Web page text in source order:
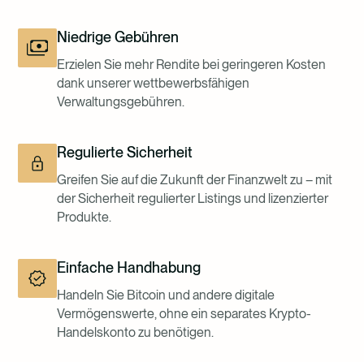
Niedrige Gebühren
Erzielen Sie mehr Rendite bei geringeren Kosten
dank unserer wettbewerbsfähigen
Verwaltungsgebühren.
Regulierte Sicherheit
Greifen Sie auf die Zukunft der Finanzwelt zu – mit
der Sicherheit regulierter Listings und lizenzierter
Produkte.
Einfache Handhabung
Handeln Sie Bitcoin und andere digitale
Vermögenswerte, ohne ein separates Krypto-
Handelskonto zu benötigen.